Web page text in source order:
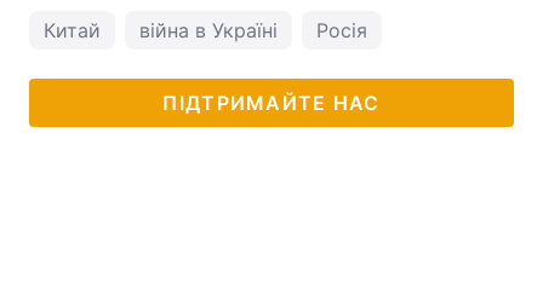
Китай війна в Україні Росія
ПІДТРИМАЙТЕ НАС